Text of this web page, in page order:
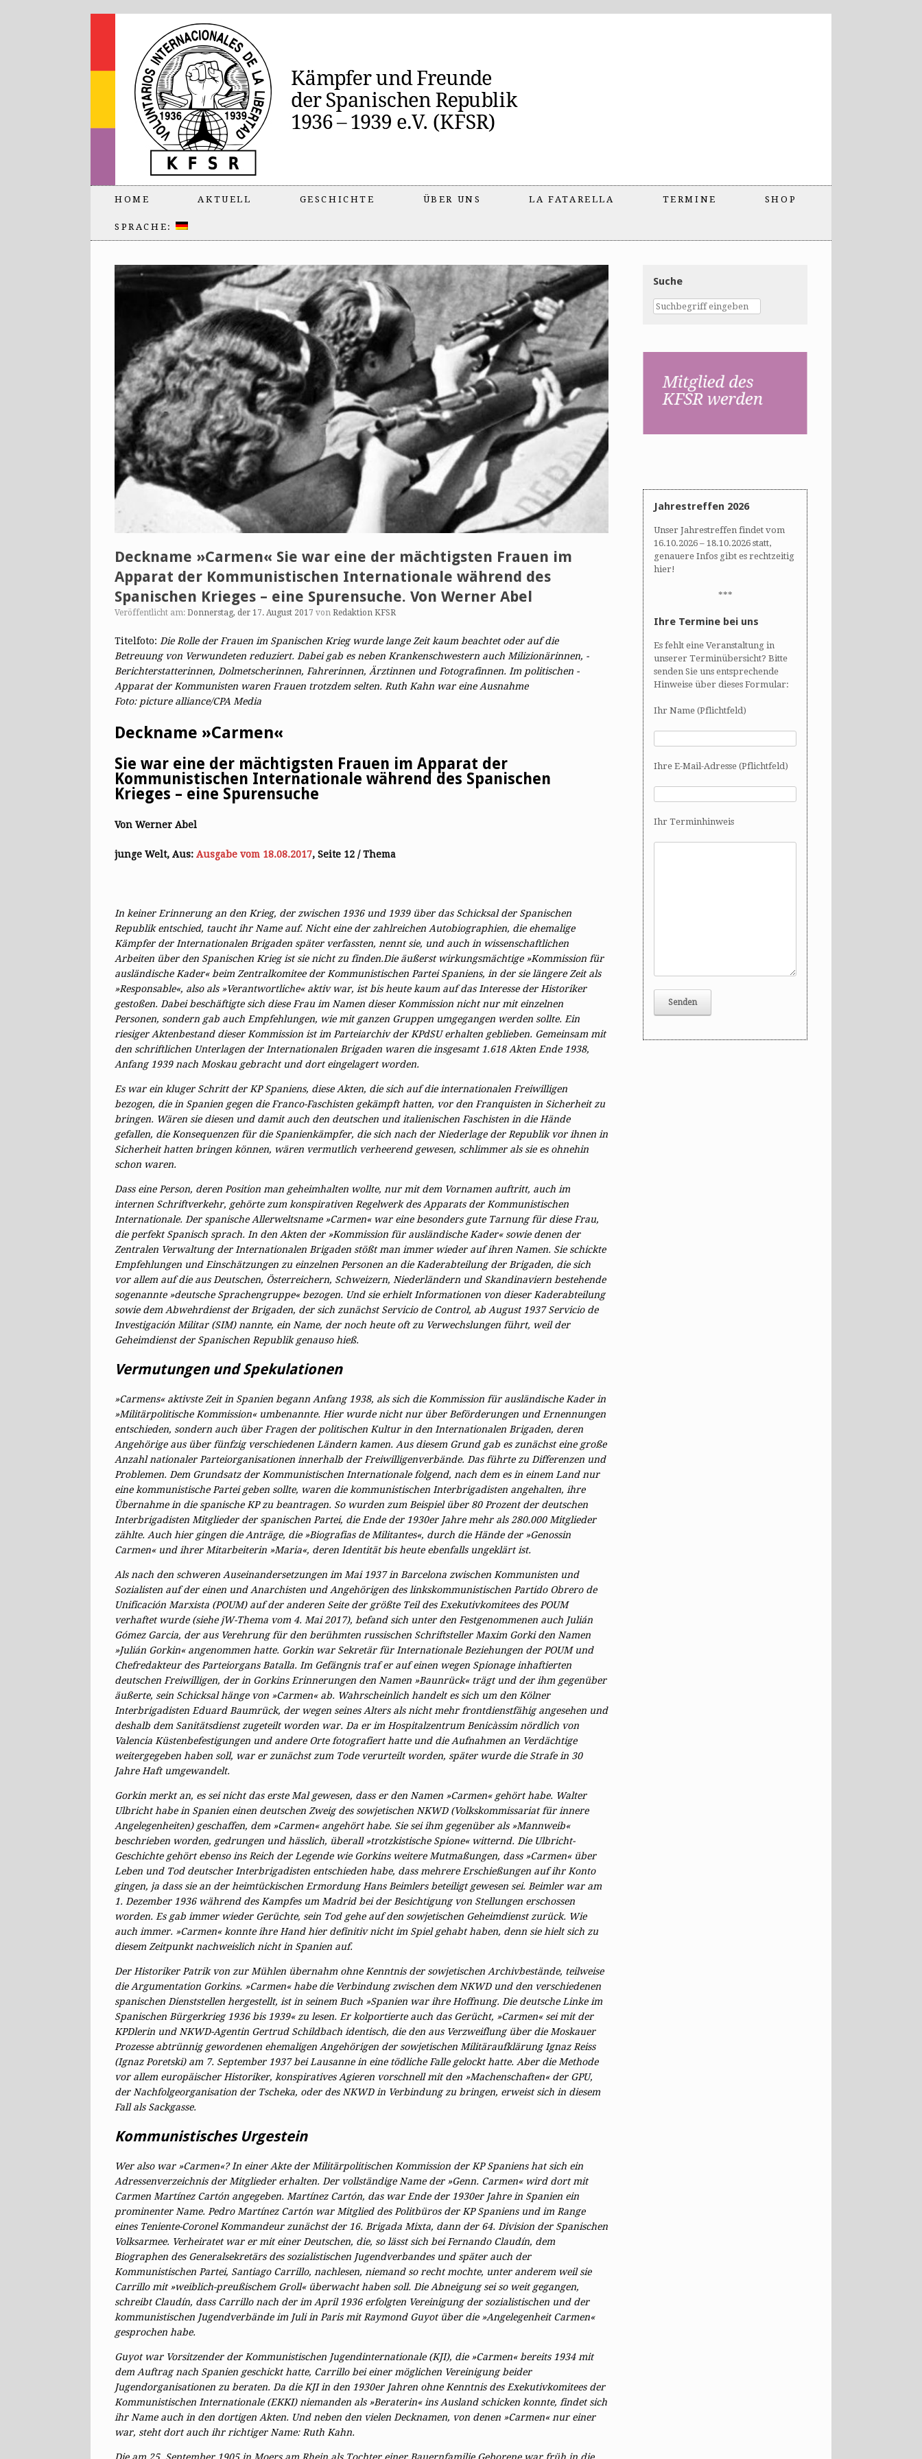
HOME AKTUELL GESCHICHTE ÜBER UNS LA FATARELLA TERMINE SHOP
SPRACHE:
Deckname »Carmen« Sie war eine der mächtigsten Frauen im
Apparat der Kommunistischen Internationale während des
Spanischen Krieges – eine Spurensuche. Von Werner Abel
Veröffentlicht am: Donnerstag, der 17. August 2017 von Redaktion KFSR
Titelfoto: Die Rolle der Frauen im Spanischen Krieg wurde lange Zeit kaum beachtet oder auf ­die
Betreuung von Verwundeten ­reduziert. Dabei gab es neben Krankenschwestern auch Milizionärinnen, ­
Berichterstatterinnen, Dolmetscherinnen, Fahrerinnen, ­Ärztinnen und Fotografinnen. Im politischen ­
Apparat der Kommunisten waren Frauen trotzdem selten. Ruth Kahn war eine Ausnahme
Foto: picture alliance/CPA Media
Deckname »Carmen«
Sie war eine der mächtigsten Frauen im Apparat der
Kommunistischen Internationale während des Spanischen
Krieges – eine Spurensuche
Von Werner Abel
junge Welt, Aus: Ausgabe vom 18.08.2017, Seite 12 / Thema
In keiner Erinnerung an den Krieg, der zwischen 1936 und 1939 über das Schicksal der Spanischen
Republik entschied, taucht ihr Name auf. Nicht eine der zahlreichen Autobiographien, die ehemalige
Kämpfer der Internationalen Brigaden später verfassten, nennt sie, und auch in wissenschaftlichen
Arbeiten über den Spanischen Krieg ist sie nicht zu finden.Die äußerst wirkungsmächtige »Kommission für
ausländische Kader« beim Zentralkomitee der Kommunistischen Partei Spaniens, in der sie längere Zeit als
»Responsable«, also als »Verantwortliche« aktiv war, ist bis heute kaum auf das Interesse der Historiker
gestoßen. Dabei beschäftigte sich diese Frau im Namen dieser Kommission nicht nur mit einzelnen
Personen, sondern gab auch Empfehlungen, wie mit ganzen Gruppen umgegangen werden sollte. Ein
riesiger Aktenbestand dieser Kommission ist im Parteiarchiv der KPdSU erhalten geblieben. Gemeinsam mit
den schriftlichen Unterlagen der Internationalen Brigaden waren die insgesamt 1.618 Akten Ende 1938,
Anfang 1939 nach Moskau gebracht und dort eingelagert worden.
Es war ein kluger Schritt der KP Spaniens, diese Akten, die sich auf die internationalen Freiwilligen
bezogen, die in Spanien gegen die Franco-Faschisten gekämpft hatten, vor den Franquisten in Sicherheit zu
bringen. Wären sie diesen und damit auch den deutschen und italienischen Faschisten in die Hände
gefallen, die Konsequenzen für die Spanienkämpfer, die sich nach der Niederlage der Republik vor ihnen in
Sicherheit hatten bringen können, wären vermutlich verheerend gewesen, schlimmer als sie es ohnehin
schon waren.
Dass eine Person, deren Position man geheimhalten wollte, nur mit dem Vornamen auftritt, auch im
internen Schriftverkehr, gehörte zum konspirativen Regelwerk des Apparats der Kommunistischen
Internationale. Der spanische Allerweltsname »Carmen« war eine besonders gute Tarnung für diese Frau,
die perfekt Spanisch sprach. In den Akten der »Kommission für ausländische Kader« sowie denen der
Zentralen Verwaltung der Internationalen Brigaden stößt man immer wieder auf ihren Namen. Sie schickte
Empfehlungen und Einschätzungen zu einzelnen Personen an die Kaderabteilung der Brigaden, die sich
vor allem auf die aus Deutschen, Österreichern, Schweizern, Niederländern und Skandinaviern bestehende
sogenannte »deutsche Sprachengruppe« bezogen. Und sie erhielt Informationen von dieser Kaderabteilung
sowie dem Abwehrdienst der Brigaden, der sich zunächst Servicio de Control, ab August 1937 Servicio de
Investigación Militar (SIM) nannte, ein Name, der noch heute oft zu Verwechslungen führt, weil der
Geheimdienst der Spanischen Republik genauso hieß.
Vermutungen und Spekulationen
»Carmens« aktivste Zeit in Spanien begann Anfang 1938, als sich die Kommission für ausländische Kader in
»Militärpolitische Kommission« umbenannte. Hier wurde nicht nur über Beförderungen und Ernennungen
entschieden, sondern auch über Fragen der politischen Kultur in den Internationalen Brigaden, deren
Angehörige aus über fünfzig verschiedenen Ländern kamen. Aus diesem Grund gab es zunächst eine große
Anzahl nationaler Parteiorganisationen innerhalb der Freiwilligenverbände. Das führte zu Differenzen und
Problemen. Dem Grundsatz der Kommuni­stischen Internationale folgend, nach dem es in einem Land nur
eine kommunistische Partei geben sollte, waren die kommunistischen Interbrigadisten angehalten, ihre
Übernahme in die spanische KP zu beantragen. So wurden zum Beispiel über 80 Prozent der deutschen
Interbrigadisten Mitglieder der spanischen Partei, die Ende der 1930er Jahre mehr als 280.000 Mitglieder
zählte. Auch hier gingen die Anträge, die »Biografias de Militantes«, durch die Hände der »Genossin
Carmen« und ihrer Mitarbeiterin »Maria«, deren Identität bis heute ebenfalls ungeklärt ist.
Als nach den schweren Auseinandersetzungen im Mai 1937 in Barcelona zwischen Kommu­nisten und
Sozialisten auf der einen und Anarchisten und Angehörigen des linkskommunistischen Partido Obrero de
Unificación Marxista (POUM) auf der anderen Seite der größte Teil des Exekutivkomitees des POUM
verhaftet wurde (siehe jW-Thema vom 4. Mai 2017), befand sich unter den Festgenommenen auch Julián
Gómez Garcia, der aus Verehrung für den berühmten russischen Schriftsteller Maxim Gorki den Namen
»Julián Gorkin« angenommen hatte. Gorkin war Sekretär für Internationale Beziehungen der POUM und
Chefredakteur des Parteiorgans Batalla. Im Gefängnis traf er auf einen wegen Spionage inhaftierten
deutschen Freiwilligen, der in Gorkins Erinnerungen den Namen »Baunrück« trägt und der ihm gegenüber
äußerte, sein Schicksal hänge von »Carmen« ab. Wahrscheinlich handelt es sich um den Kölner
Interbrigadisten Eduard Baumrück, der wegen seines Alters als nicht mehr frontdienstfähig angesehen und
deshalb dem Sanitätsdienst zugeteilt worden war. Da er im Hospitalzentrum Benicàssim nördlich von
Valencia Küstenbefestigungen und andere Orte fotografiert hatte und die Aufnahmen an Verdächtige
weitergegeben haben soll, war er zunächst zum Tode verurteilt worden, später wurde die Strafe in 30
Jahre Haft umgewandelt.
Gorkin merkt an, es sei nicht das erste Mal gewesen, dass er den Namen »Carmen« gehört habe. Walter
Ulbricht habe in Spanien einen deutschen Zweig des sowjetischen ­NKWD (Volkskommissariat für innere
Angelegenheiten) geschaffen, dem »Carmen« angehört habe. Sie sei ihm gegenüber als »Mannweib«
beschrieben worden, gedrungen und hässlich, überall »trotzkistische Spione« witternd. Die Ulbricht-
Geschichte gehört ebenso ins Reich der Legende wie Gorkins weitere Mutmaßungen, dass »Carmen« über
Leben und Tod deutscher Interbrigadisten entschieden habe, dass mehrere Erschießungen auf ihr Konto
gingen, ja dass sie an der heimtückischen Ermordung Hans Beimlers beteiligt gewesen sei. Beimler war am
1. Dezember 1936 während des Kampfes um Madrid bei der Besichtigung von Stellungen erschossen
worden. Es gab immer wieder Gerüchte, sein Tod gehe auf den sowjetischen Geheimdienst zurück. Wie
auch immer. »Carmen« konnte ihre Hand hier definitiv nicht im Spiel gehabt haben, denn sie hielt sich zu
diesem Zeitpunkt nachweislich nicht in Spanien auf.
Der Historiker Patrik von zur Mühlen übernahm ohne Kenntnis der sowjetischen Archivbestände, teilweise
die Argumentation Gorkins. »Carmen« habe die Verbindung zwischen dem ­NKWD und den verschiedenen
spanischen Dienststellen hergestellt, ist in seinem Buch »Spanien war ihre Hoffnung. Die deutsche Linke im
Spanischen Bürgerkrieg 1936 bis 1939« zu lesen. Er kolportierte auch das Gerücht, »Carmen« sei mit der
KPDlerin und ­­NKWD-Agentin Gertrud Schildbach identisch, die den aus Verzweiflung über die Moskauer
Prozesse abtrünnig gewordenen ehemaligen Angehörigen der sowjetischen Militäraufklärung Ignaz Reiss
(Ignaz Poretski) am 7. September 1937 bei Lausanne in eine tödliche Falle gelockt hatte. Aber die Methode
vor allem europäischer Historiker, konspiratives Agieren vorschnell mit den »Machenschaften« der GPU,
der Nachfolgeorganisation der Tscheka, oder des ­NKWD in Verbindung zu bringen, erweist sich in diesem
Fall als Sackgasse.
Kommunistisches Urgestein
Wer also war »Carmen«? In einer Akte der Militärpolitischen Kommission der KP Spaniens hat sich ein
Adressenverzeichnis der Mitglieder erhalten. Der vollständige Name der »Genn. Carmen« wird dort mit
Carmen Martínez Cartón angegeben. Martínez Cartón, das war Ende der 1930er Jahre in Spanien ein
prominenter Name. Pedro Martínez Cartón war Mitglied des Politbüros der KP Spaniens und im Range
eines Teniente-Coronel Kommandeur zunächst der 16. Brigada Mixta, dann der 64. Division der Spanischen
Volksarmee. Verheiratet war er mit einer Deutschen, die, so lässt sich bei Fernando Claudín, dem
Biographen des Generalsekretärs des sozialistischen Jugendverbandes und später auch der
Kommunistischen Partei, Santiago Carrillo, nachlesen, niemand so recht mochte, unter anderem weil sie
Carrillo mit »weiblich-preußischem Groll« überwacht haben soll. Die Abneigung sei so weit gegangen,
schreibt Claudín, dass Carrillo nach der im April 1936 erfolgten Vereinigung der sozialistischen und der
kommunistischen Jugendverbände im Juli in Paris mit Raymond Guyot über die »Angelegenheit Carmen«
gesprochen habe.
Guyot war Vorsitzender der Kommunistischen Jugendinternationale (KJI), die »Carmen« bereits 1934 mit
dem Auftrag nach Spanien geschickt hatte, Carrillo bei einer möglichen Vereinigung beider
Jugendorganisationen zu beraten. Da die KJI in den 1930er Jahren ohne Kenntnis des Exekutivkomitees der
Kommunistischen Internationale (EKKI) niemanden als »Beraterin« ins Ausland schicken konnte, findet sich
ihr Name auch in den dortigen Akten. Und neben den vielen Decknamen, von denen »Carmen« nur einer
war, steht dort auch ihr richtiger Name: Ruth Kahn.
Suche
Jahrestreffen 2026
Unser Jahrestreffen findet vom
16.10.2026 – 18.10.2026 statt,
genauere Infos gibt es rechtzeitig
hier!
***
Ihre Termine bei uns
Es fehlt eine Veranstaltung in
unserer Terminübersicht? Bitte
senden Sie uns entsprechende
Hinweise über dieses Formular:
Ihr Name (Pflichtfeld)
Ihre E-Mail-Adresse (Pflichtfeld)
Ihr Terminhinweis